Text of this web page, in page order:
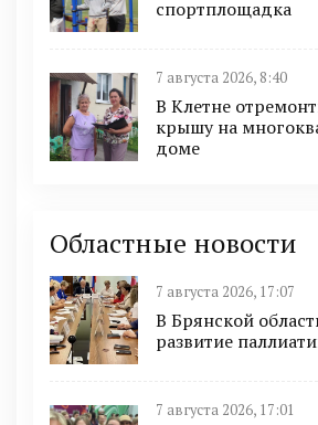
спортплощадка
7 августа 2026, 8:40
В Клетне
крышу на
доме
Областные новости
7 августа 2026, 17:07
В Брянской
развитие
7 августа 2026, 17:01